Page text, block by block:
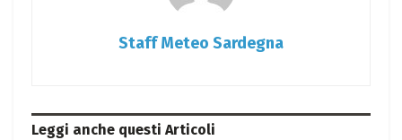
Staff Meteo Sardegna
Leggi anche questi Articoli